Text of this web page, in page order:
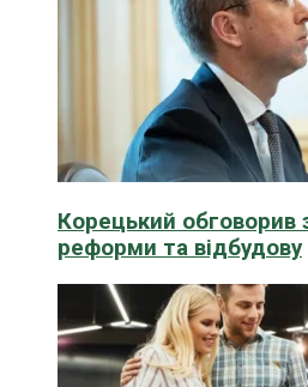
Корецький обговорив
реформи та відбудову